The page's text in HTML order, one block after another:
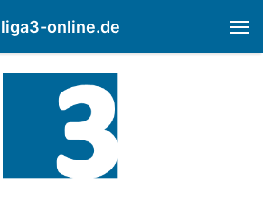
liga3-online.de